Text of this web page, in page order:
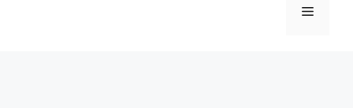
Menu